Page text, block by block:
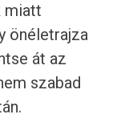
miatt
önéletrajza
át az
szabad